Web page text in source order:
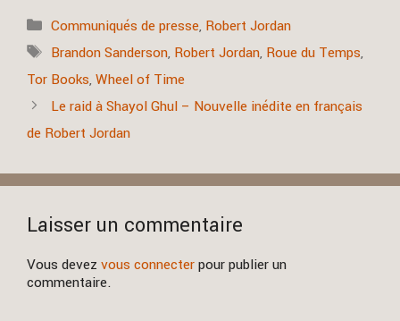
Catégories
Communiqués de presse, Robert Jordan
Étiquettes
Brandon Sanderson, Robert Jordan, Roue du Temps,
Tor Books, Wheel of Time
Le raid à Shayol Ghul – Nouvelle inédite en français
de Robert Jordan
Laisser un commentaire
Vous devez vous connecterpour publier un
commentaire.